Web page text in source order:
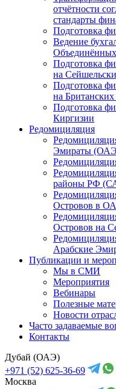
отчётности
стандарты
Подготовка
Ведение
Подготовка
на
Подготовка
на
Подготовка
Киргизии
Редомициляция
Эмираты
районы РФ
Островов в
Островов на
Арабские
Публикации и
Мы в СМИ
Мероприятия
Вебинары
Полезные
Новости
Часто задаваемые
Контакты
Дубай (ОАЭ)
+971 (52) 625-36-69
Москва